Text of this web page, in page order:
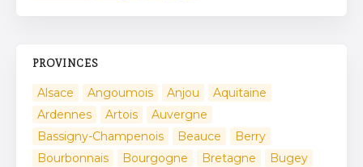
PROVINCES
Alsace Angoumois Anjou
Aquitaine
Ardennes
Artois
Auvergne
Bassigny-Champenois
Beauce
Berry
Bourbonnais
Bourgogne Bretagne
Bugey